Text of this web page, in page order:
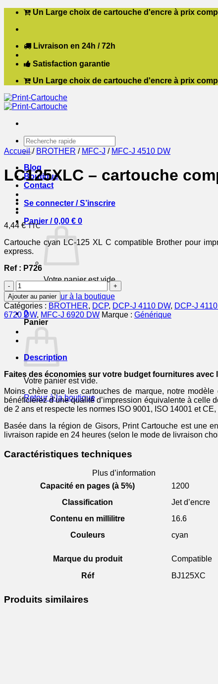
Passer
contenu
Un Large choix de cartouche d'encre à prix
Livraison en 24h / 72h
Satisfaction garantie
Un Large choix de cartouche d'encre à prix
Recherche
pour :
Blog
Boutique
Contact
Se connecter / S’inscrire
Panier /0,00 € 0
Votre panier est vide.
Retour à la boutique
0
Panier
Votre panier est vide.
Retour à la boutique
Accueil / BROTHER / MFC-J / MFC-J 4510 DW
LC125XLC – cartouche
4,44 € TTC
Cartouche cyan LC-125 XL C compatible Brother pour
express.
Ref : P726
quantité
de
LC125XLC
-
cartouche
compatible
Brother
cyan
Ajouter au panier
Catégories : BROTHER, DCP, DCP-J 4110 DW, DCP-J
6720 DW, MFC-J 6920 DW Marque : Générique
Description
Faites des économies sur votre budget fournitures
Moins chère que les cartouches de marque, notre
bénéficierez d’une qualité d’impression équivalente à celle
de 2 ans et respecte les normes ISO 9001, ISO 14001 et
Basée dans la région de Gisors, Print Cartouche est une
livraison rapide en 24 heures (selon le mode de livraison
Caractéristiques techniques
Plus d’information
Capacité en pages (à 5%)
1200
Classification
Jet d’encre
Contenu en millilitre
16.6
Couleurs
cyan
Marque du produit
Compatible
Réf
BJ125XC
Produits similaires